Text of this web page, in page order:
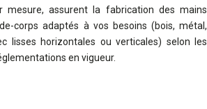
mesure, assurent la fabrication des mains
corps adaptés à vos besoins (bois, métal,
lisses horizontales ou verticales) selon les
en vigueur.